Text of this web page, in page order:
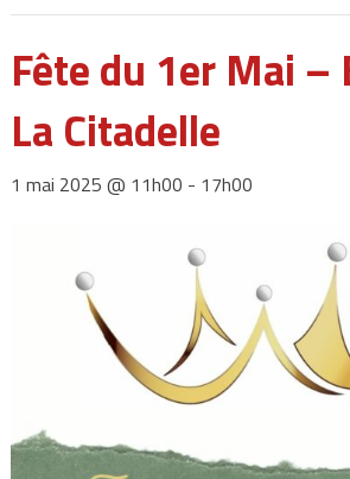
Fête du 1er Mai –
La Citadelle
1 mai 2025 @ 11h00 - 17h00